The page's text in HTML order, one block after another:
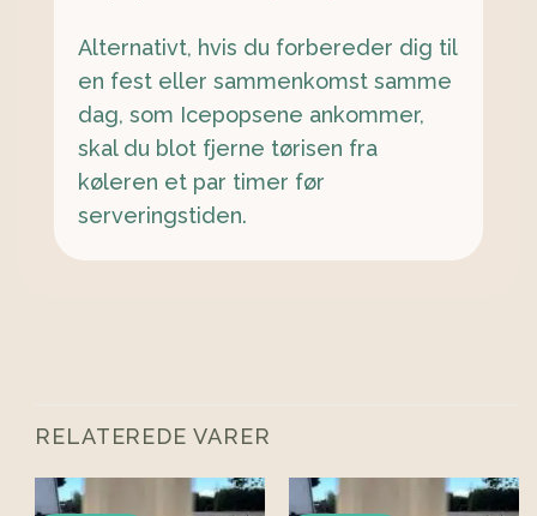
Alternativt, hvis du forbereder dig til
en fest eller sammenkomst samme
dag, som Icepopsene ankommer,
skal du blot fjerne tørisen fra
køleren et par timer før
serveringstiden.
RELATEREDE VARER